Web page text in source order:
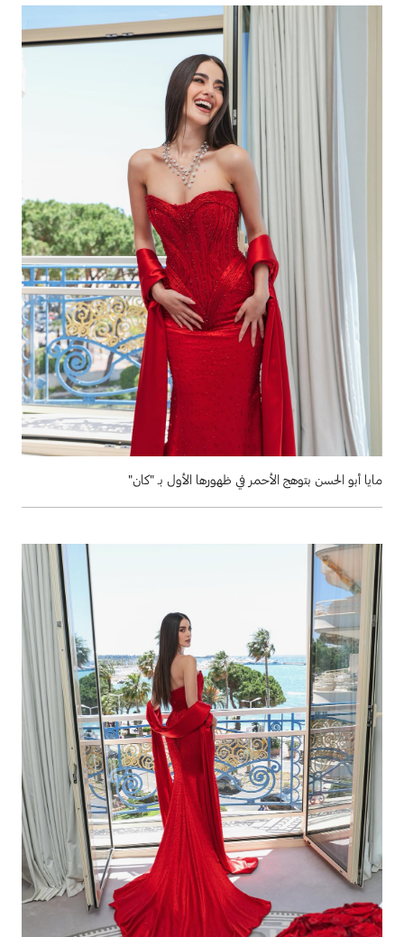
مايا أبو الحسن بتوهج الأحمر في ظهورها الأول بـ "كان"